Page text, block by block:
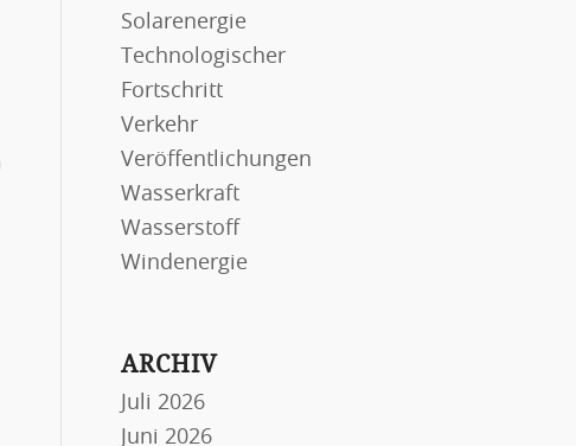
Solarenergie
Technologischer
Fortschritt
Verkehr
Veröffentlichungen
Wasserkraft
Wasserstoff
Windenergie
ARCHIV
Juli 2026
Juni 2026